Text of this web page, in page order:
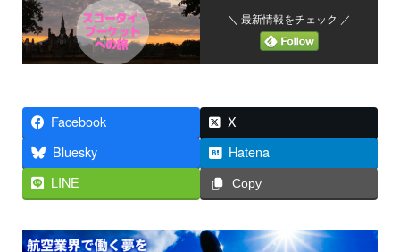
＼ 最新情報をチェック ／
Facebook
X
Bluesky
Hatena
LINE
Copy